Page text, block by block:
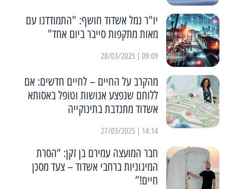
יו"ר נמל אשדוד חושף: "התמודדנו עם
מאות מתקפות סייבר ביום אחד"
09:09 | 28/03/2025
מהקרב על החיים – לחיים חדשים: אם
ללוחם שנפצע אנושות וטופל באסותא
אשדוד מתנדבת בתינוקייה
14:14 | 27/03/2025
חבר המועצה עמירם בן זקן: “הסרת
המיגוניות ברחבי אשדוד – צעד מסכן
חיים!”